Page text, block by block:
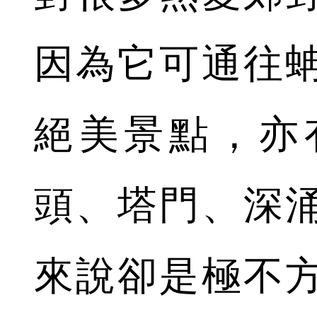
因為它可通往
絕美景點，亦
頭、塔門、深
來說卻是極不